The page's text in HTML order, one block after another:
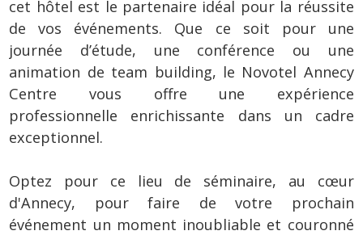
cet hôtel est le partenaire idéal pour la réussite
de vos événements. Que ce soit pour une
journée d’étude, une conférence ou une
animation de team building, le Novotel Annecy
Centre vous offre une expérience
professionnelle enrichissante dans un cadre
exceptionnel.
Optez pour ce lieu de séminaire, au cœur
d'Annecy, pour faire de votre prochain
événement un moment inoubliable et couronné